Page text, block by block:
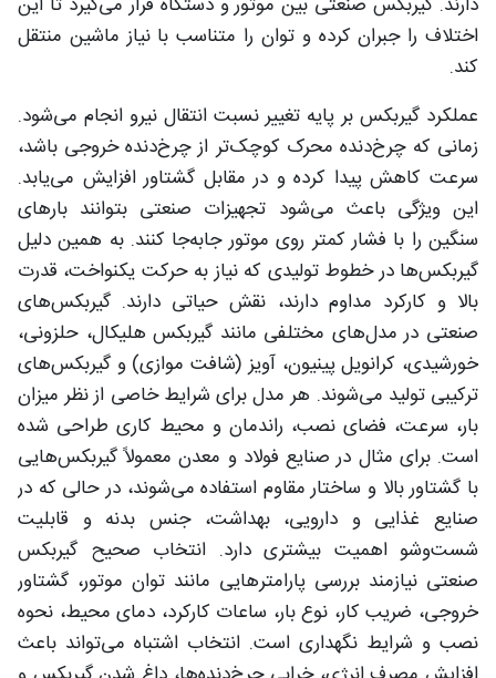
اختلاف را جبران کرده و توان را متناسب با نیاز ماشین منتقل
کند.
عملکرد گیربکس بر پایه تغییر نسبت انتقال نیرو انجام می‌شود.
زمانی که چرخ‌دنده محرک کوچک‌تر از چرخ‌دنده خروجی باشد،
سرعت کاهش پیدا کرده و در مقابل گشتاور افزایش می‌یابد.
این ویژگی باعث می‌شود تجهیزات صنعتی بتوانند بارهای
سنگین را با فشار کمتر روی موتور جابه‌جا کنند. به همین دلیل
گیربکس‌ها در خطوط تولیدی که نیاز به حرکت یکنواخت، قدرت
بالا و کارکرد مداوم دارند، نقش حیاتی دارند. گیربکس‌های
صنعتی در مدل‌های مختلفی مانند گیربکس هلیکال، حلزونی،
خورشیدی، کرانویل پینیون، آویز (شافت موازی) و گیربکس‌های
ترکیبی تولید می‌شوند. هر مدل برای شرایط خاصی از نظر میزان
بار، سرعت، فضای نصب، راندمان و محیط کاری طراحی شده
است. برای مثال در صنایع فولاد و معدن معمولاً گیربکس‌هایی
با گشتاور بالا و ساختار مقاوم استفاده می‌شوند، در حالی که در
صنایع غذایی و دارویی، بهداشت، جنس بدنه و قابلیت
شست‌وشو اهمیت بیشتری دارد. انتخاب صحیح گیربکس
صنعتی نیازمند بررسی پارامترهایی مانند توان موتور، گشتاور
خروجی، ضریب کار، نوع بار، ساعات کارکرد، دمای محیط، نحوه
نصب و شرایط نگهداری است. انتخاب اشتباه می‌تواند باعث